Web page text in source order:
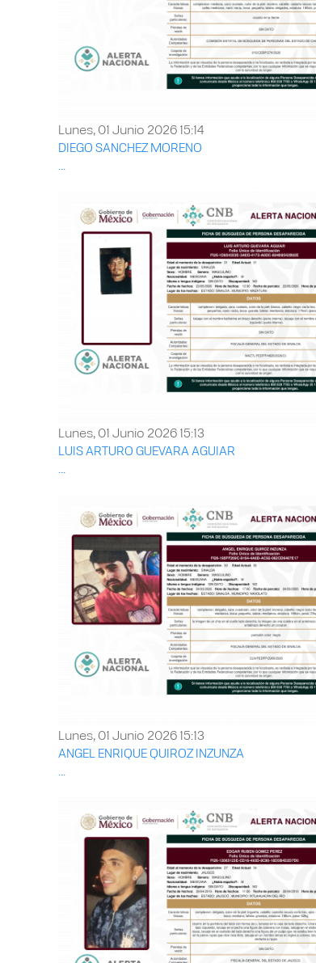
Lunes, 01 Junio 2026 15:14
DIEGO SANCHEZ MORENO
...
Lunes, 01 Junio 2026 15:13
LUIS ARTURO GUEVARA AGUIAR
Lunes, 01 Junio 2026 15:13
ANGEL ENRIQUE QUIROZ INZUNZA